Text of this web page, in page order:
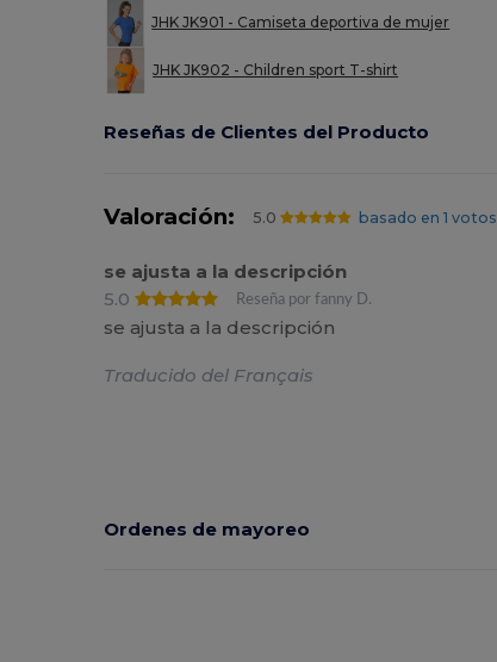
JHK JK901 - Camiseta deportiva de mujer
JHK JK902 - Children sport T-shirt
Reseñas de Clientes del Producto
Valoración: 5.0 basado en 1 votos
se ajusta a la descripción
5.0
Reseña por fanny D.
se ajusta a la descripción
Traducido del Français
Ordenes de mayoreo